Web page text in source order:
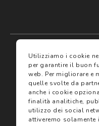
I miei preferiti
Assicurazioni
Servizi
Avvertenze e
Utilizziamo i cookie
per garantire il buon
web. Per migliorare e
quelle svolte da
anche i cookie
finalità analitiche,
utilizzo dei social
attiveremo solamente